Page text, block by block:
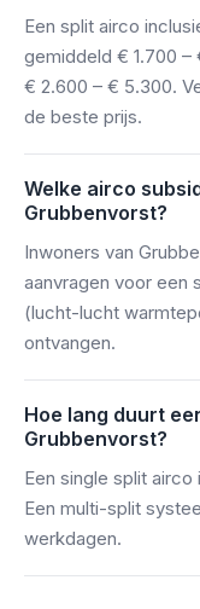
Een split airco
gemiddeld € 1.700
€ 2.600 – € 5.300.
de beste prijs.
Welke airco
Grubbenvorst?
Inwoners van
aanvragen voor een
(lucht-lucht
ontvangen.
Hoe lang duurt
Grubbenvorst?
Een single split
Een multi-split
werkdagen.